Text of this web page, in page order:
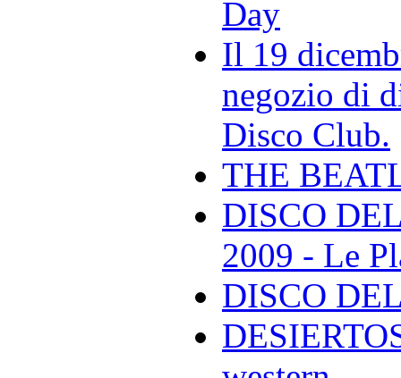
Day
Il 19
negozio di
Disco Club.
THE
DISCO
2009 - Le
DISCO